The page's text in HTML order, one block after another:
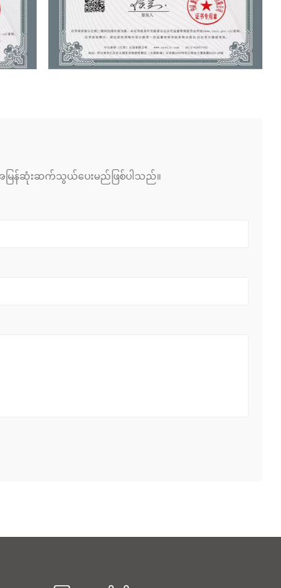
မြန်ဆုံးဆက်သွယ်ပေးမည်ဖြစ်ပါသည်။